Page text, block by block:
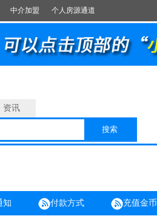
中介加盟 个人房源通道
资讯
搜索
知 付款方式 充值金币